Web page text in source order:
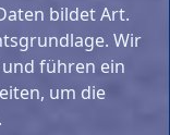
bildet Art.
Wir
führen ein
um die